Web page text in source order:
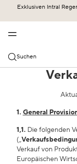
Exklusiven Intral
::elc_general.menu::
Suchen
Sidebar Navigation
BESTSELLER
ENTDECKEN
KATEGORIEN
Alle Shoppen
Feuchtigkeitspflege
Augen- und
HAUTBEDÜRFNISSE
Feuchtigkeitsversorgung
Linien und Fältchen
Gemischte Haut
ALLE SHOPPEN
Ideal Resource
UNSERE GESCHICHTE
1. General
1,1. Die folgenden
(„
Verkauf von
Europäischen